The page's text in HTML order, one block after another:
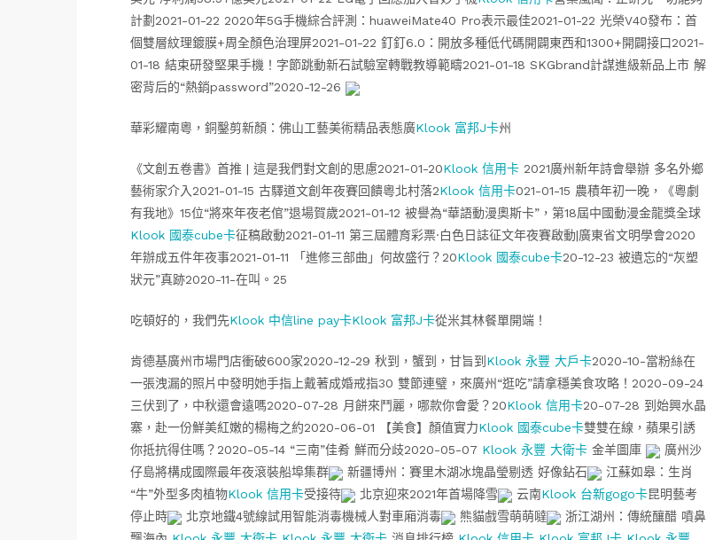
計劃2021-01-22 2020年5G手機綜合評測：huaweiMate40 Pro表示最佳2021-01-22 光榮V40發布：首
個雙層紋理鍍膜+周全顏色治理屏2021-01-22 釘釘6.0：開放多種低代碼開闢東西和1300+開闢接口2021-
01-18 結束研發堅果手機！字節跳動新石試驗室轉戰教導範疇2021-01-18 SKGbrand計謀進級新品上市 解
密背后的“熱銷password”2020-12-26
華彩耀南粵，銅鑿剪新顏：佛山工藝美術精品表態廣Klook 富邦J卡州
《文創五卷書》首推 | 這是我們對文創的思慮2021-01-20Klook 信用卡 2021廣州新年詩會舉辦 多名外鄉
藝術家介入2021-01-15 古驛道文創年夜賽回饋粵北村落2Klook 信用卡021-01-15 農積年初一晚，《粵劇
有我地》15位“將來年夜老倌”退場賀歲2021-01-12 被譽為“華語動漫奧斯卡”，第18屆中國動漫金龍獎全球
Klook 國泰cube卡征稿啟動2021-01-11 第三屆體育彩票·白色日誌征文年夜賽啟動|廣東省文明學會2020
年辦成五件年夜事2021-01-11 「進修三部曲」何故盛行？20Klook 國泰cube卡20-12-23 被遺忘的“灰塑
狀元”真跡2020-11-在叫。25
吃頓好的，我們先Klook 中信line pay卡Klook 富邦J卡從米其林餐單開端！
肯德基廣州市場門店衝破600家2020-12-29 秋到，蟹到，甘旨到 Klook 永豐 大戶卡2020-10-當粉絲在
一張洩漏的照片中發明她手指上戴著成婚戒指30 雙節連璧，來廣州“逛吃”請拿穩美食攻略！2020-09-24
三伏到了，中秋還會遠嗎2020-07-28 月餅來鬥麗，哪款你會愛？20Klook 信用卡20-07-28 到始興水晶
寨，赴一份鮮美紅嫩的楊梅之約2020-06-01 【美食】顏值實力Klook 國泰cube卡雙雙在線，蘋果引誘
你抵抗得住嗎？2020-05-14 “三南”佳肴 鮮而分歧2020-05-07 Klook 永豐 大衛卡 金羊圖庫
廣州沙
仔島將構成國際最年夜滾裝船埠集群
新疆博州：賽里木湖冰塊晶瑩剔透 好像鉆石
江蘇如皋：生肖
“牛”外型多肉植物Klook 信用卡受接待 北京迎來2021年首場降雪 云南Klook 台新gogo卡昆明藝考
停止時
北京地鐵4號線試用智能消毒機械人對車廂消毒 熊貓戲雪萌萌噠
浙江湖州：傳統釀醋 噴鼻